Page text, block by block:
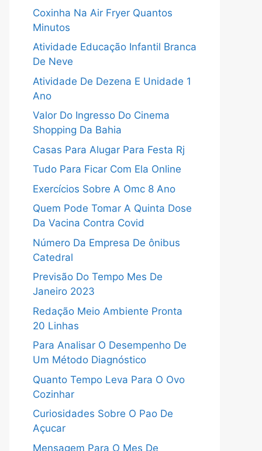
Coxinha Na Air Fryer Quantos
Minutos
Atividade Educação Infantil Branca
De Neve
Atividade De Dezena E Unidade 1
Ano
Valor Do Ingresso Do Cinema
Shopping Da Bahia
Casas Para Alugar Para Festa Rj
Tudo Para Ficar Com Ela Online
Exercícios Sobre A Omc 8 Ano
Quem Pode Tomar A Quinta Dose
Da Vacina Contra Covid
Número Da Empresa De ônibus
Catedral
Previsão Do Tempo Mes De
Janeiro 2023
Redação Meio Ambiente Pronta
20 Linhas
Para Analisar O Desempenho De
Um Método Diagnóstico
Quanto Tempo Leva Para O Ovo
Cozinhar
Curiosidades Sobre O Pao De
Açucar
Mensagem Para O Mes De